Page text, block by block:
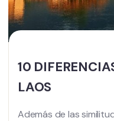
10
LAOS
Además de las